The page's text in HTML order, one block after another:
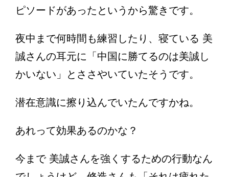
ピソードがあったというから驚きです。
夜中まで何時間も練習したり、寝ている 美
誠さんの耳元に「中国に勝てるのは美誠し
かいない」とささやいていたそうです。
潜在意識に擦り込んでいたんですかね。
あれって効果あるのかな？
今まで 美誠さんを強くするための行動なん